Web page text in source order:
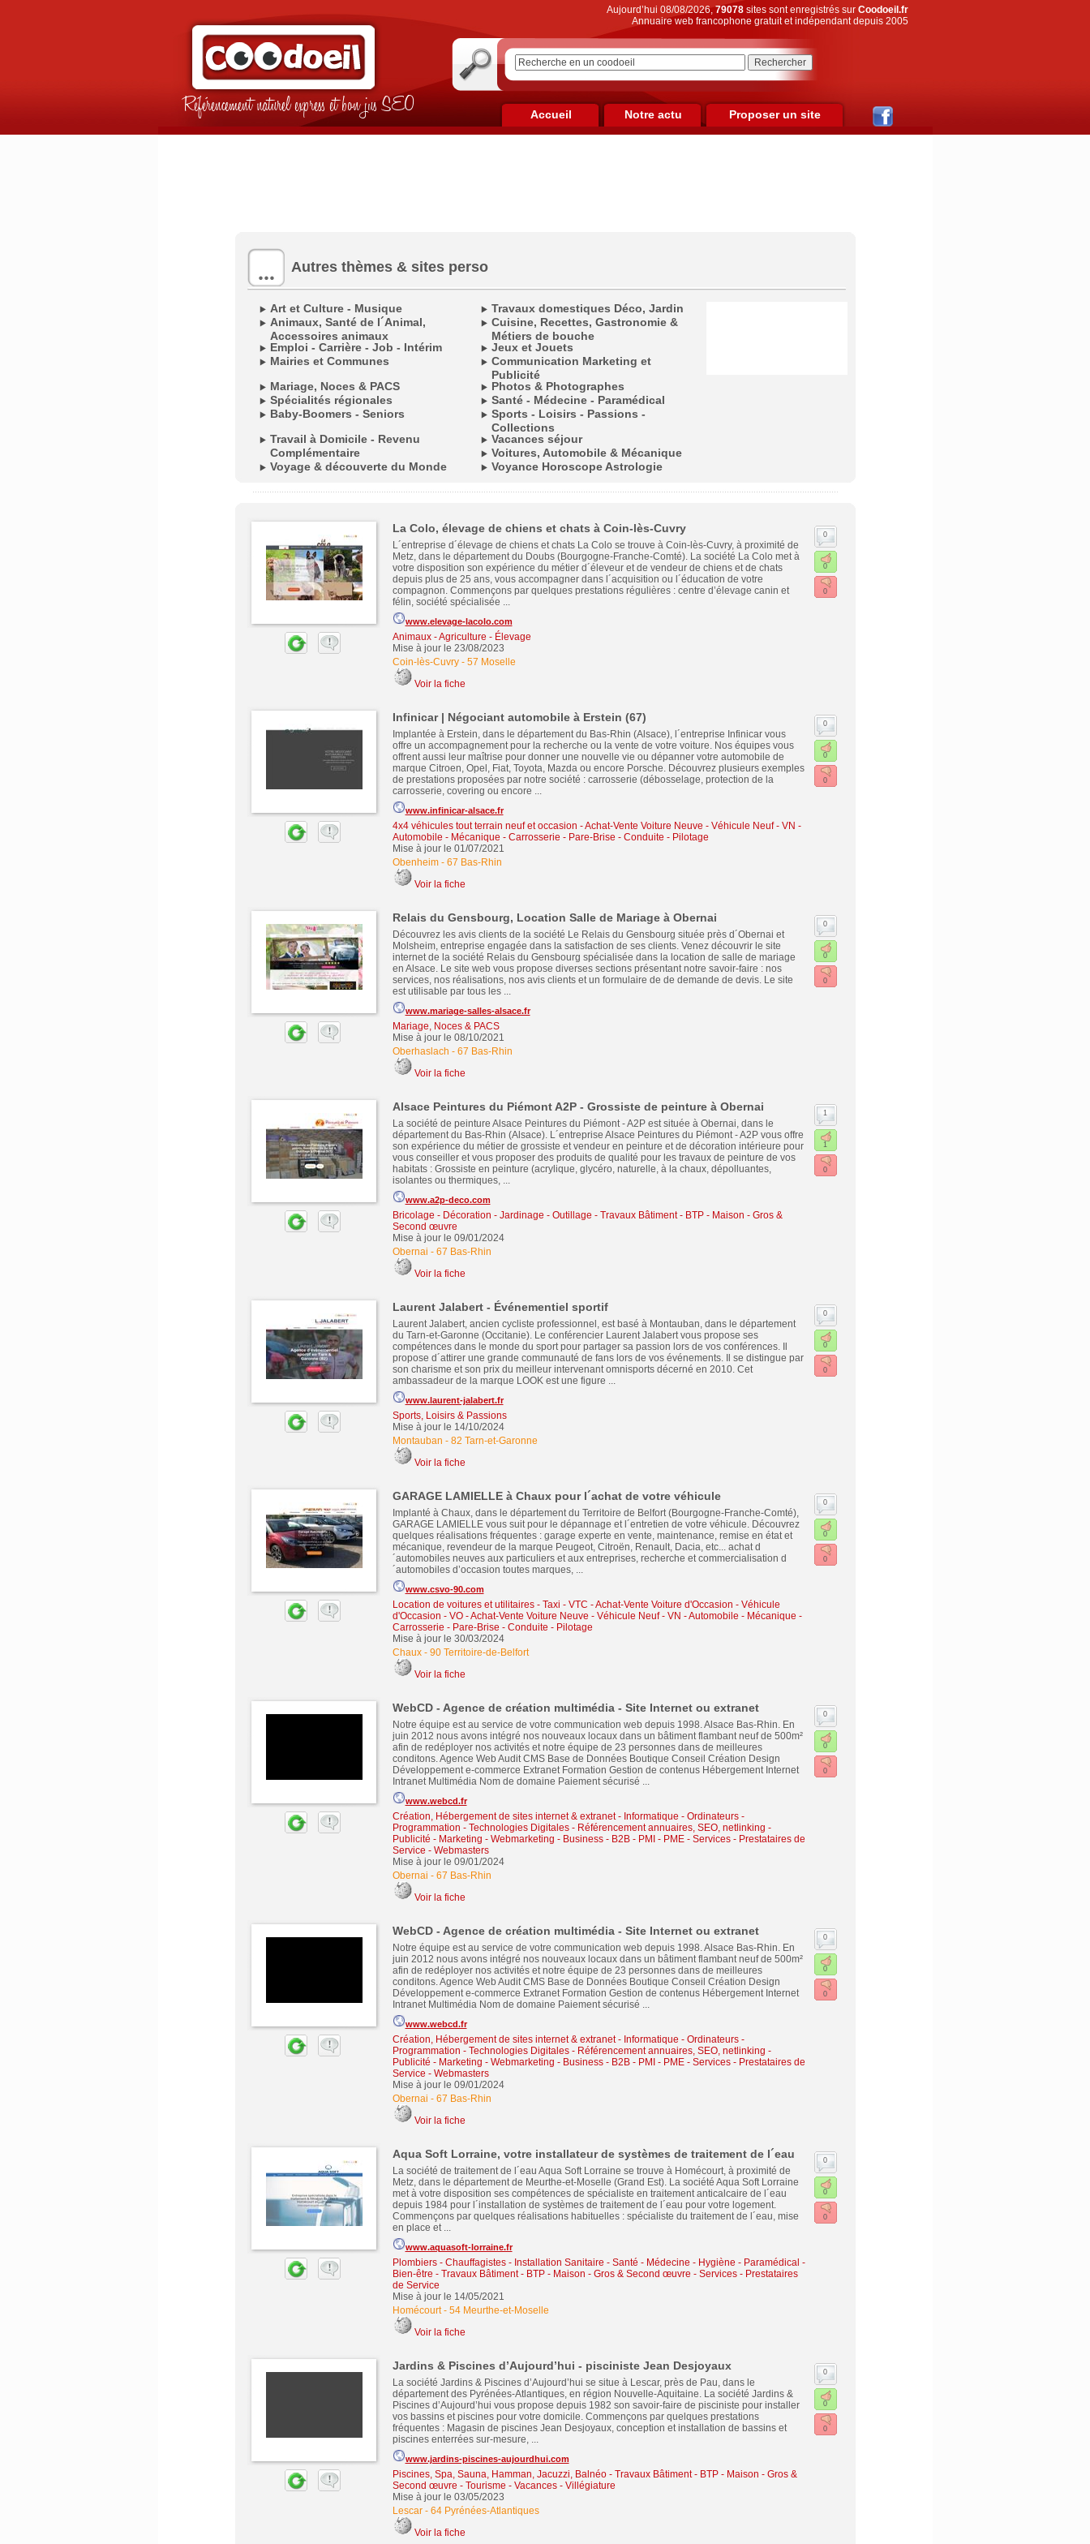
Référencement naturel express et bon jus SEO
Aujourd’hui 08/08/2026,79078sites sont enregistrés sur Coodoeil.fr
Annuaire web francophone gratuit et indépendant depuis 2005
Accueil Notre actu Proposer un site
Autres thèmes & sites perso
Art et Culture - Musique
Travaux domestiques Déco, Jardin
Animaux, Santé de l´Animal,
Accessoires animaux
Cuisine, Recettes, Gastronomie &
Métiers de bouche
Emploi - Carrière - Job - Intérim
Jeux et Jouets
Mairies et Communes
Communication Marketing et
Publicité
Mariage, Noces & PACS
Photos & Photographes
Spécialités régionales
Santé - Médecine - Paramédical
Baby-Boomers - Seniors
Sports - Loisirs - Passions -
Collections
Travail à Domicile - Revenu
Complémentaire
Vacances séjour
Voitures, Automobile & Mécanique
Voyage & découverte du Monde
Voyance Horoscope Astrologie
La Colo, élevage de chiens et chats à Coin-lès-Cuvry
L´entreprise d´élevage de chiens et chats La Colo se trouve à Coin-lès-Cuvry, à proximité de
Metz, dans le département du Doubs (Bourgogne-Franche-Comté). La société La Colo met à
votre disposition son expérience du métier d´éleveur et de vendeur de chiens et de chats
depuis plus de 25 ans, vous accompagner dans l´acquisition ou l´éducation de votre
compagnon. Commençons par quelques prestations régulières : centre d’élevage canin et
félin, société spécialisée ...
www.elevage-lacolo.com
Animaux - Agriculture - Élevage
Mise à jour le 23/08/2023
Coin-lès-Cuvry- 57 Moselle
Voir la fiche
0
0
0
Infinicar | Négociant automobile à Erstein (67)
Implantée à Erstein, dans le département du Bas-Rhin (Alsace), l´entreprise Infinicar vous
offre un accompagnement pour la recherche ou la vente de votre voiture. Nos équipes vous
offrent aussi leur maîtrise pour donner une nouvelle vie ou dépanner votre automobile de
marque Citroen, Opel, Fiat, Toyota, Mazda ou encore Porsche. Découvrez plusieurs exemples
de prestations proposées par notre société : carrosserie (débosselage, protection de la
carrosserie, covering ou encore ...
www.infinicar-alsace.fr
4x4 véhicules tout terrain neuf et occasion -Achat-Vente Voiture Neuve - Véhicule Neuf - VN -
Automobile - Mécanique - Carrosserie - Pare-Brise - Conduite - Pilotage
Mise à jour le 01/07/2021
Obenheim- 67 Bas-Rhin
Voir la fiche
0
0
0
Relais du Gensbourg, Location Salle de Mariage à Obernai
Découvrez les avis clients de la société Le Relais du Gensbourg située près d´Obernai et
Molsheim, entreprise engagée dans la satisfaction de ses clients. Venez découvrir le site
internet de la société Relais du Gensbourg spécialisée dans la location de salle de mariage
en Alsace. Le site web vous propose diverses sections présentant notre savoir-faire : nos
services, nos réalisations, nos avis clients et un formulaire de de demande de devis. Le site
est utilisable par tous les ...
www.mariage-salles-alsace.fr
Mariage, Noces & PACS
Mise à jour le 08/10/2021
Oberhaslach - 67 Bas-Rhin
Voir la fiche
0
0
0
Alsace Peintures du Piémont A2P - Grossiste de peinture à Obernai
La société de peinture Alsace Peintures du Piémont - A2P est située à Obernai, dans le
département du Bas-Rhin (Alsace). L´entreprise Alsace Peintures du Piémont - A2P vous offre
son expérience du métier de grossiste et vendeur en peinture et de décoration intérieure pour
vous conseiller et vous proposer des produits de qualité pour les travaux de peinture de vos
habitats : Grossiste en peinture (acrylique, glycéro, naturelle, à la chaux, dépolluantes,
isolantes ou thermiques, ...
www.a2p-deco.com
Bricolage - Décoration - Jardinage - Outillage - Travaux Bâtiment - BTP - Maison - Gros &
Second œuvre
Mise à jour le 09/01/2024
Obernai - 67 Bas-Rhin
Voir la fiche
1
1
0
Laurent Jalabert - Événementiel sportif
Laurent Jalabert, ancien cycliste professionnel, est basé à Montauban, dans le département
du Tarn-et-Garonne (Occitanie). Le conférencier Laurent Jalabert vous propose ses
compétences dans le monde du sport pour partager sa passion lors de vos conférences. Il
propose d´attirer une grande communauté de fans lors de vos événements. Il se distingue par
son charisme et son prix du meilleur intervenant omnisports décerné en 2010. Cet
ambassadeur de la marque LOOK est une figure ...
www.laurent-jalabert.fr
Sports, Loisirs & Passions
Mise à jour le 14/10/2024
Montauban - 82 Tarn-et-Garonne
Voir la fiche
0
0
0
GARAGE LAMIELLE à Chaux pour l´achat de votre véhicule
Implanté à Chaux, dans le département du Territoire de Belfort (Bourgogne-Franche-Comté),
GARAGE LAMIELLE vous suit pour le dépannage et l´entretien de votre véhicule. Découvrez
quelques réalisations fréquentes : garage experte en vente, maintenance, remise en état et
mécanique, revendeur de la marque Peugeot, Citroën, Renault, Dacia, etc... achat d
´automobiles neuves aux particuliers et aux entreprises, recherche et commercialisation d
´automobiles d’occasion toutes marques, ...
www.csvo-90.com
Location de voitures et utilitaires - Taxi - VTC -Achat-Vente Voiture d'Occasion - Véhicule
d'Occasion - VO-Achat-Vente Voiture Neuve - Véhicule Neuf - VN -Automobile - Mécanique -
Carrosserie - Pare-Brise - Conduite - Pilotage
Mise à jour le 30/03/2024
Chaux- 90 Territoire-de-Belfort
Voir la fiche
0
0
0
WebCD - Agence de création multimédia - Site Internet ou extranet
Notre équipe est au service de votre communication web depuis 1998. Alsace Bas-Rhin. En
juin 2012 nous avons intégré nos nouveaux locaux dans un bâtiment flambant neuf de 500m²
afin de redéployer nos activités et notre équipe de 23 personnes dans de meilleures
conditons. Agence Web Audit CMS Base de Données Boutique Conseil Création Design
Développement e-commerce Extranet Formation Gestion de contenus Hébergement Internet
Intranet Multimédia Nom de domaine Paiement sécurisé ...
www.webcd.fr
Création, Hébergement de sites internet & extranet- Informatique - Ordinateurs -
Programmation - Technologies Digitales- Référencement annuaires, SEO, netlinking -
Publicité - Marketing - Webmarketing - Business - B2B - PMI - PME- Services - Prestataires de
Service - Webmasters
Mise à jour le 09/01/2024
Obernai - 67 Bas-Rhin
Voir la fiche
0
0
0
WebCD - Agence de création multimédia - Site Internet ou extranet
Notre équipe est au service de votre communication web depuis 1998. Alsace Bas-Rhin. En
juin 2012 nous avons intégré nos nouveaux locaux dans un bâtiment flambant neuf de 500m²
afin de redéployer nos activités et notre équipe de 23 personnes dans de meilleures
conditons. Agence Web Audit CMS Base de Données Boutique Conseil Création Design
Développement e-commerce Extranet Formation Gestion de contenus Hébergement Internet
Intranet Multimédia Nom de domaine Paiement sécurisé ...
www.webcd.fr
Création, Hébergement de sites internet & extranet- Informatique - Ordinateurs -
Programmation - Technologies Digitales- Référencement annuaires, SEO, netlinking -
Publicité - Marketing - Webmarketing - Business - B2B - PMI - PME- Services - Prestataires de
Service - Webmasters
Mise à jour le 09/01/2024
Obernai - 67 Bas-Rhin
Voir la fiche
0
0
0
Aqua Soft Lorraine, votre installateur de systèmes de traitement de l´eau
La société de traitement de l´eau Aqua Soft Lorraine se trouve à Homécourt, à proximité de
Metz, dans le département de Meurthe-et-Moselle (Grand Est). La société Aqua Soft Lorraine
met à votre disposition ses compétences de spécialiste en traitement anticalcaire de l´eau
depuis 1984 pour l´installation de systèmes de traitement de l´eau pour votre logement.
Commençons par quelques réalisations habituelles : spécialiste du traitement de l´eau, mise
en place et ...
www.aquasoft-lorraine.fr
Plombiers - Chauffagistes - Installation Sanitaire - Santé - Médecine - Hygiène - Paramédical -
Bien-être - Travaux Bâtiment - BTP - Maison - Gros & Second œuvre - Services - Prestataires
de Service
Mise à jour le 14/05/2021
Homécourt- 54 Meurthe-et-Moselle
Voir la fiche
0
0
0
Jardins & Piscines d’Aujourd’hui - pisciniste Jean Desjoyaux
La société Jardins & Piscines d’Aujourd’hui se situe à Lescar, près de Pau, dans le
département des Pyrénées-Atlantiques, en région Nouvelle-Aquitaine. La société Jardins &
Piscines d’Aujourd’hui vous propose depuis 1982 son savoir-faire de pisciniste pour installer
vos bassins et piscines pour votre domicile. Commençons par quelques prestations
fréquentes : Magasin de piscines Jean Desjoyaux, conception et installation de bassins et
piscines enterrées sur-mesure, ...
www.jardins-piscines-aujourdhui.com
Piscines, Spa, Sauna, Hamman, Jacuzzi, Balnéo- Travaux Bâtiment - BTP - Maison - Gros &
Second œuvre - Tourisme - Vacances - Villégiature
Mise à jour le 03/05/2023
Lescar- 64 Pyrénées-Atlantiques
Voir la fiche
0
0
0